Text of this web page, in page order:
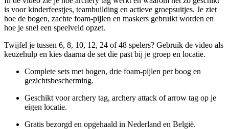
is voor kinderfeestjes, teambuilding en actieve groepsuitjes. Je ziet
hoe de bogen, zachte foam-pijlen en maskers gebruikt worden en
hoe je snel een speelveld opzet.
Twijfel je tussen 6, 8, 10, 12, 24 of 48 spelers? Gebruik de video als
keuzehulp en kies daarna de set die past bij je groep en locatie.
Complete sets met bogen, drie foam-pijlen per boog en
gezichtsbescherming.
Geschikt voor archery tag, archery attack of arrow tag op je
eigen locatie.
Gratis bezorgd en opgehaald in Nederland en België.